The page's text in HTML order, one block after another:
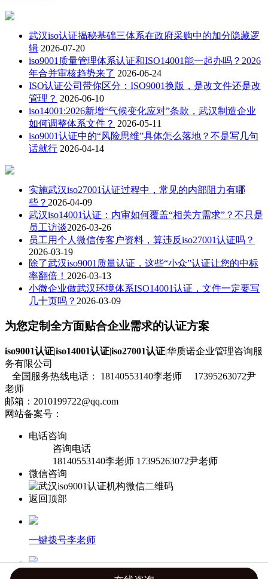
武汉iso认证揭秘基础三体系在政府采购中的加分隐藏逻
辑 2026-07-20
iso9001质量管理体系认证和ISO14001能一起办吗？2026
年合并审核趋势来了 2026-06-24
ISO认证公司带你区分：ISO9001换版，是改文件还是改
管理？ 2026-06-10
iso14001:2026新增“气候变化应对”条款，武汉制造企业
如何调整体系文件？ 2026-05-11
iso9001认证中的“风险思维”具体怎么落地？不是写几句
话就行 2026-04-14
实施武汉iso27001认证过程中，常见的内部阻力有哪
些？ 2026-04-09
武汉iso14001认证：内审如何覆盖“相关方需求”？不只是
员工访谈2026-03-26
员工用个人微信传客户资料，算违反iso27001认证吗？
2026-03-19
除了武汉iso9001质量认证，这些“小众”认证让您的中标
率翻倍！ 2026-03-13
小微企业做武汉环境体系ISO14001认证，文件一定要写
几十页吗？ 2026-03-09
为您定制全方面贴合企业需求的认证方案
iso9001认证|iso14001认证|iso27001认证|华质诺企业管理咨询服
务有限公司
全国服务热线电话： 18140553140李老师 17395263072尹
老师
邮箱：2010199722@qq.com
网站备案号：
电话咨询
咨询电话
18140553140李老师 17395263072尹老师
微信咨询
返回顶部
一键拨号李老师